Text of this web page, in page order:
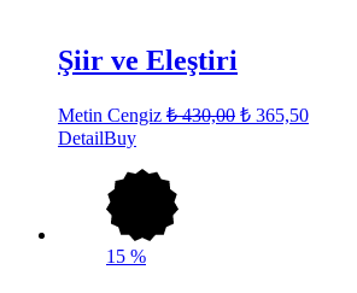
Şiir ve Eleştiri
Metin Cengiz ₺430,00 ₺ 365,50
DetailBuy
15 %